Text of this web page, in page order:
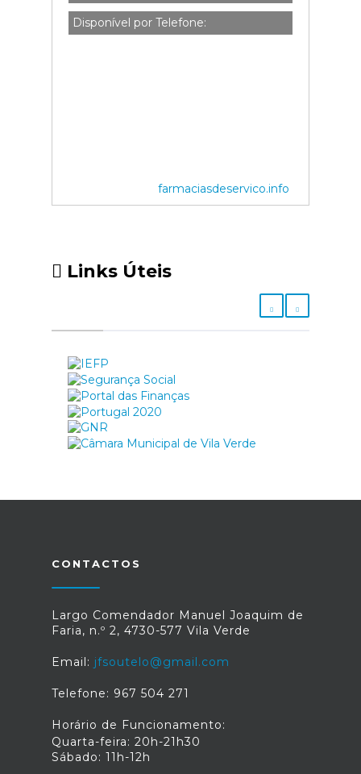
Disponível por Telefone:
farmaciasdeservico.info
Links Úteis
CONTACTOS
Largo Comendador Manuel Joaquim de
Faria, n.º 2, 4730-577 Vila Verde
Email: jfsoutelo@gmail.com
Telefone: 967 504 271
Horário de Funcionamento:
Quarta-feira: 20h-21h30
Sábado: 11h-12h